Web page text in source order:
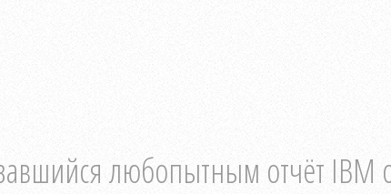
любопытным отчёт IBM